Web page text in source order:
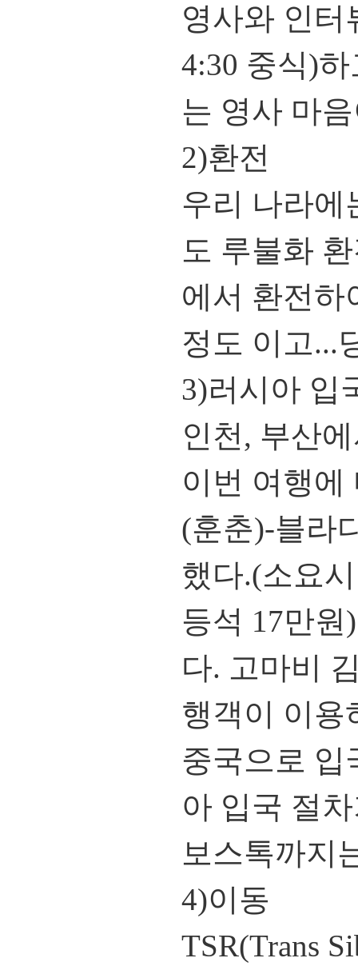
영사와 인터
4:30 중식)
는 영사 마
2)환전
우리 나라에
도 루불화
에서 환전하
정도 이고...
3)러시아 입
인천, 부산
이번 여행에
(훈춘)-블라
했다.(소요
등석 17만
다. 고마비
행객이 이용
중국으로 입
아 입국 절
보스톡까지
4)이동
TSR(Trans